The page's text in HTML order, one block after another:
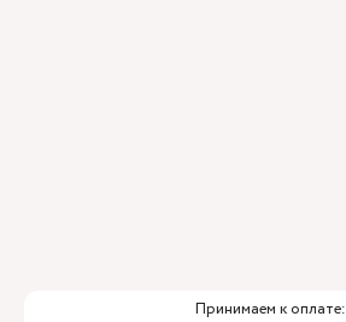
Принимаем к оплате: